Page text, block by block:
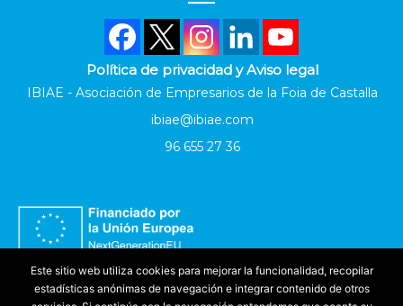
Política de privacidad y Aviso legal
IBIAE - Asociación de Empresarios de la Foia de Castalla
ibiae@ibiae.com
96 655 27 36
Este sitio web utiliza cookies para mejorar la funcionalidad, recopilar
estadísticas anónimas de navegación e integrar contenido de otros